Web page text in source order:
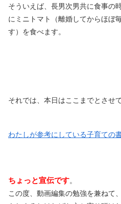
そういえば、長男次男共に食事の
にミニトマト（離婚してからほぼ
す）を食べます。
それでは、本日はここまでとさせ
わたしが参考にしている子育ての
ちょっと宣伝です。
この度、動画編集の勉強を兼ねて